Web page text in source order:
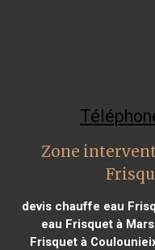
Zone
devis chauffe eau
eau Frisquet à
Frisquet à